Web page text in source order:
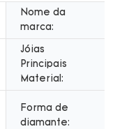
Nome da
marca:
Jóias
Principais
Material:
Forma de
diamante: